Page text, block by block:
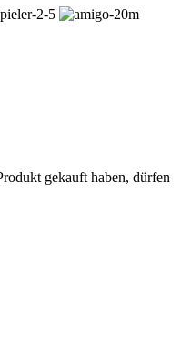
gekauft haben, dürfen